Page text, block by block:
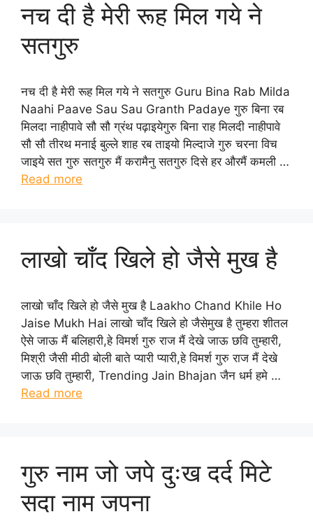
नच दी है मेरी रूह मिल गये ने
सतगुरु
नच दी है मेरी रूह मिल गये ने सतगुरु Guru Bina Rab Milda
Naahi Paave Sau Sau Granth Padaye गुरु बिना रब
मिलदा नाहीपावे सौ सौ ग्रंथ पढ़ाइयेगुरु बिना राह मिलदी नाहीपावे
सौ सौ तीरथ मनाई बुल्ले शाह रब ताइयो मिल्दाजे गुरु चरना विच
जाइये सत गुरु सतगुरु मैं करामैनु सतगुरु दिसे हर औरमैं कमली …
Read more
लाखो चाँद खिले हो जैसे मुख है
लाखो चाँद खिले हो जैसे मुख है Laakho Chand Khile Ho
Jaise Mukh Hai लाखो चाँद खिले हो जैसेमुख है तुम्हरा शीतल
ऐसे जाऊ मैं बलिहारी,हे विमर्श गुरु राज मैं देखे जाऊ छवि तुम्हारी,
मिश्री जैसी मीठी बोली बाते प्यारी प्यारी,हे विमर्श गुरु राज मैं देखे
जाऊ छवि तुम्हारी, Trending Jain Bhajan जैन धर्म हमे …
Read more
गुरु नाम जो जपे दुःख दर्द मिटे
सदा नाम जपना